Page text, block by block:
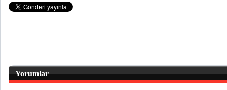
Yorumlar